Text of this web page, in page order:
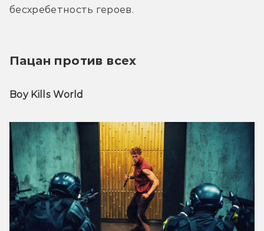
бесхребетность героев.
Пацан против всех
Boy Kills World